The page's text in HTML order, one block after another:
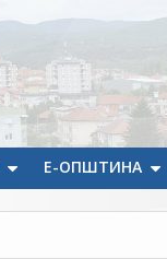
Е-ОПШТИНА